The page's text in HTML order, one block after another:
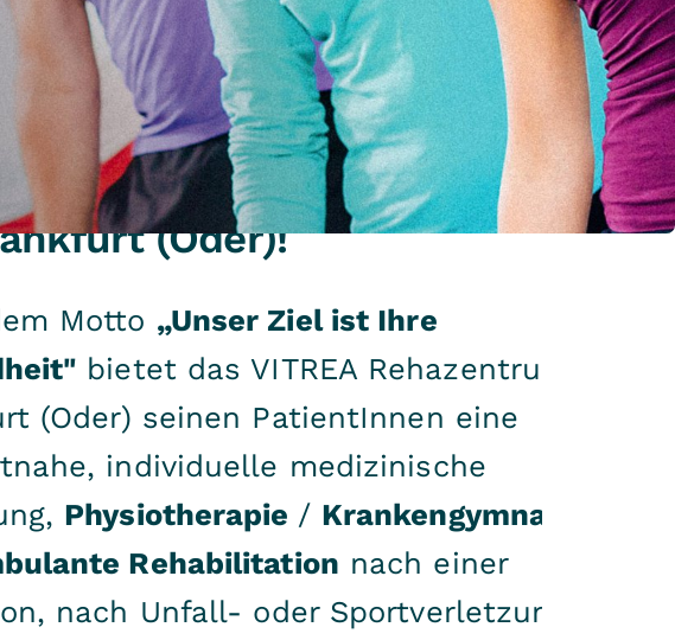
(Oder)!
Motto „Unser Ziel ist Ihre
bietet das VITREA Rehazentrum
(Oder) seinen PatientInnen eine
individuelle medizinische
Physiotherapie / Krankengymnastik
Rehabilitation nach einer
nach Unfall- oder Sportverletzungen